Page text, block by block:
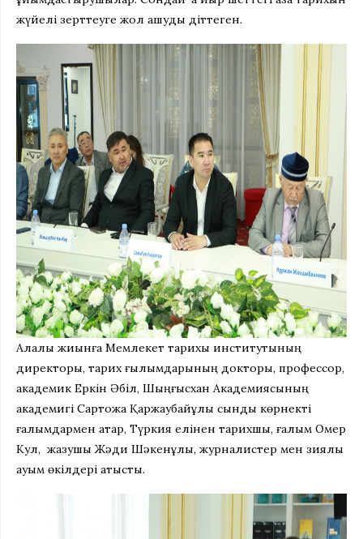
жүйелі зерттеуге жол ашуды діттеген.
Алқалы жиынға Мемлекет тарихы институтының
директоры, тарих ғылымдарының докторы, профессор,
академик Еркін Әбіл, Шыңғысхан Академиясының
академигі Сартқожа Қаржаубайұлы сынды көрнекті
ғалымдармен қатар, Түркия елінен тарихшы, ғалым Омер
Кул, жазушы Жәди Шәкенұлы, журналистер мен зиялы
қауым өкілдері қатысты.